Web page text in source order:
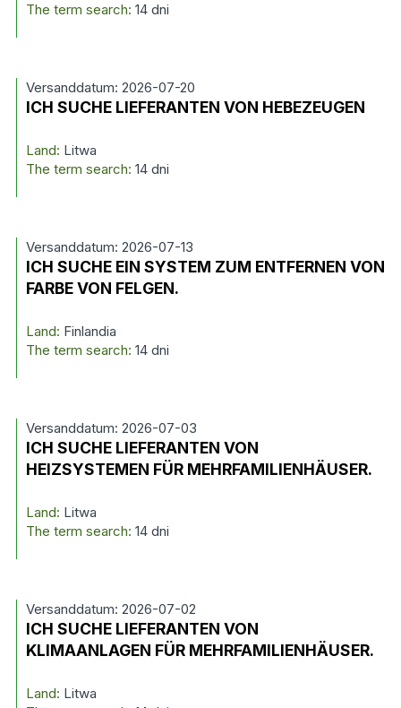
The term search: 14 dni
Versanddatum: 2026-07-20
ICH SUCHE LIEFERANTEN VON HEBEZEUGEN
Land: Litwa
The term search: 14 dni
Versanddatum: 2026-07-13
ICH SUCHE EIN SYSTEM ZUM ENTFERNEN VON
FARBE VON FELGEN.
Land: Finlandia
The term search: 14 dni
Versanddatum: 2026-07-03
ICH SUCHE LIEFERANTEN VON
HEIZSYSTEMEN FÜR MEHRFAMILIENHÄUSER.
Land: Litwa
The term search: 14 dni
Versanddatum: 2026-07-02
ICH SUCHE LIEFERANTEN VON
KLIMAANLAGEN FÜR MEHRFAMILIENHÄUSER.
Land: Litwa